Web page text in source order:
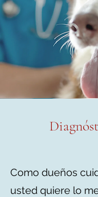
Como dueños
usted quiere lo